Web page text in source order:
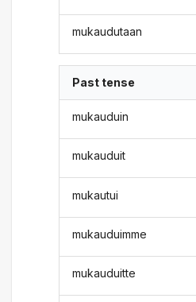
mukaudutaan
Past tense
mukauduin
mukauduit
mukautui
mukauduimme
mukauduitte